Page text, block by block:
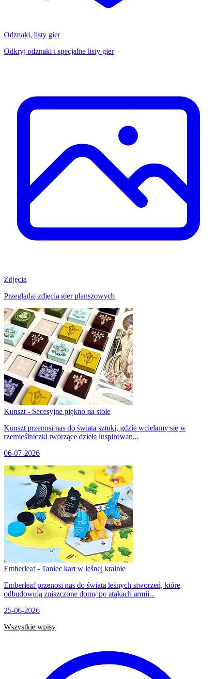
Odznaki, listy gier
Odkryj odznaki i specjalne listy gier
Zdjęcia
Przeglądaj zdjęcia gier planszowych
Kunszt - Secesyjne piękno na stole
Kunszt przenosi nas do świata sztuki, gdzie wcielamy się w
rzemieślniczki tworzące dzieła inspirowan...
06-07-2026
Emberleaf - Taniec kart w leśnej krainie
Emberleaf przenosi nas do świata leśnych stworzeń, które
odbudowują zniszczone domy po atakach armii...
25-06-2026
Wszystkie wpisy